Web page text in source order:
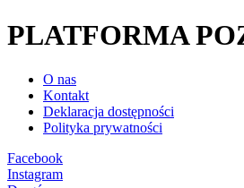
PLATFORMA
O nas
Kontakt
Deklaracja dostępności
Polityka prywatności
Facebook
Instagram